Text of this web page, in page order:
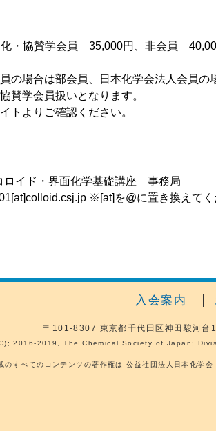
・協賛学会員 35,000円、非会員
の場合は部会員、日本化学会法人会員の
賛学会員扱いとなります。
トよりご確認ください。
ロイド・界面化学基礎講座 事務局
※[at]を@に置き換えてく
入会案内
〒101-8307 東京都千代田区神田駿河台
2016-2019, The Chemical Society of Japan;
のすべてのコンテンツの著作権は 公益社団法人日本化学